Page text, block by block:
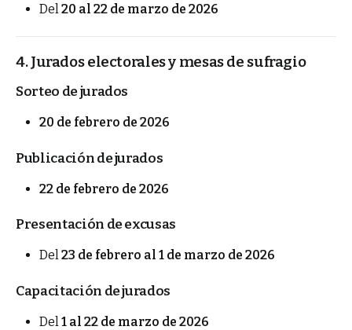
Del20 al 22 de marzo de 2026
4. Jurados electorales y mesas de sufragio
Sorteo de jurados
20 de febrero de 2026
Publicación de jurados
22 de febrero de 2026
Presentación de excusas
Del23 de febrero al 1 de marzo de 2026
Capacitación de jurados
Del1 al 22 de marzo de 2026